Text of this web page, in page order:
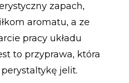
zapach,
aromatu, a ze
pracy układu
to przyprawa, która
jelit.